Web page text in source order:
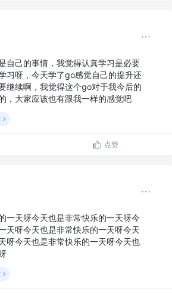
自己的事情，我觉得认真学习是必要
习呀，今天学了go感觉自己的提升还
继续啊，我觉得这个go对于我今后的
，大家应该也有跟我一样的感觉吧
点赞
一天呀今天也是非常快乐的一天呀今
天呀今天也是非常快乐的一天呀今天
呀今天也是非常快乐的一天呀今天也